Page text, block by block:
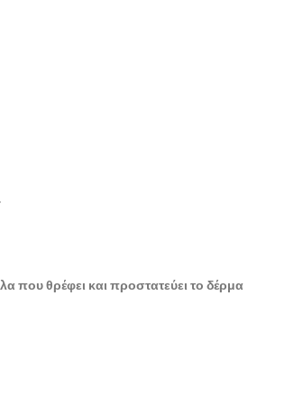
που θρέφει και προστατεύει το δέρμα